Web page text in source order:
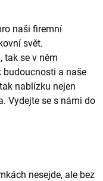
naši firemní
svět.
tak se v něm
budoucnosti a naše
nablízku nejen
Vydejte se s námi do
nesejde, ale bez